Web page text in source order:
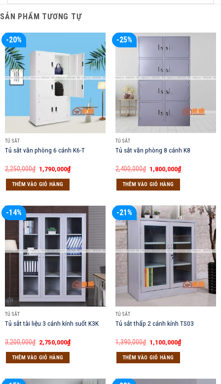
SẢN PHẨM TƯƠNG TỰ
-20%
TỦ SẮT
Tủ sắt văn phòng 6 cánh K6-T
2,250,000₫ Giá
gốc
là:
2,250,000₫.
1,790,000₫Giá
hiện
THÊM VÀO GIỎ HÀNG
-25%
TỦ SẮT
Tủ sắt văn phòng 8 cánh K8
2,400,000₫ Giá
gốc
là:
2,400,000₫.
1,800,000₫Giá
hiện
THÊM VÀO GIỎ HÀNG
-14%
TỦ SẮT
Tủ sắt tài liệu 3 cánh kính suốt K3K
3,200,000₫ Giá
gốc
là:
3,200,000₫.
2,750,000₫Giá
hiện
THÊM VÀO GIỎ HÀNG
-21%
TỦ SẮT
Tủ sắt thấp 2 cánh kính TS03
1,390,000₫ Giá
gốc
là:
1,390,000₫.
1,100,000₫Giá
hiện
THÊM VÀO GIỎ HÀNG